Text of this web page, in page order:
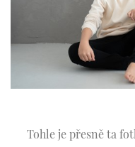
Tohle je přesně ta